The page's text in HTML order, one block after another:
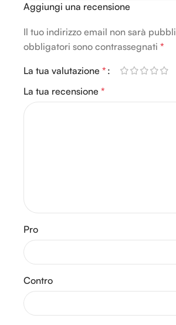
Aggiungi una recensione
Il tuo indirizzo email non sarà
obbligatori sono contrassegnati *
La tua valutazione *
La tua recensione *
Pro
Contro
Alternative: